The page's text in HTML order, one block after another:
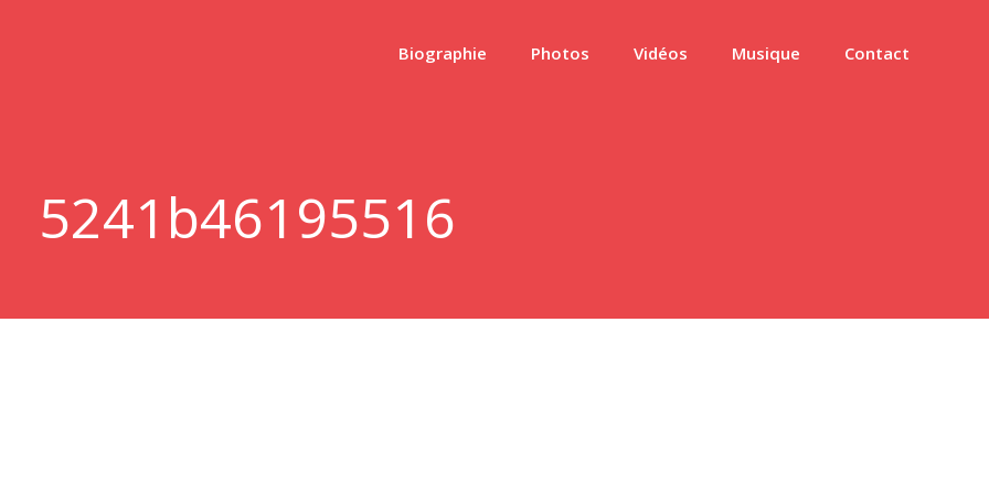
Biographie Photos Vidéos Musique Contact
5241b46195516